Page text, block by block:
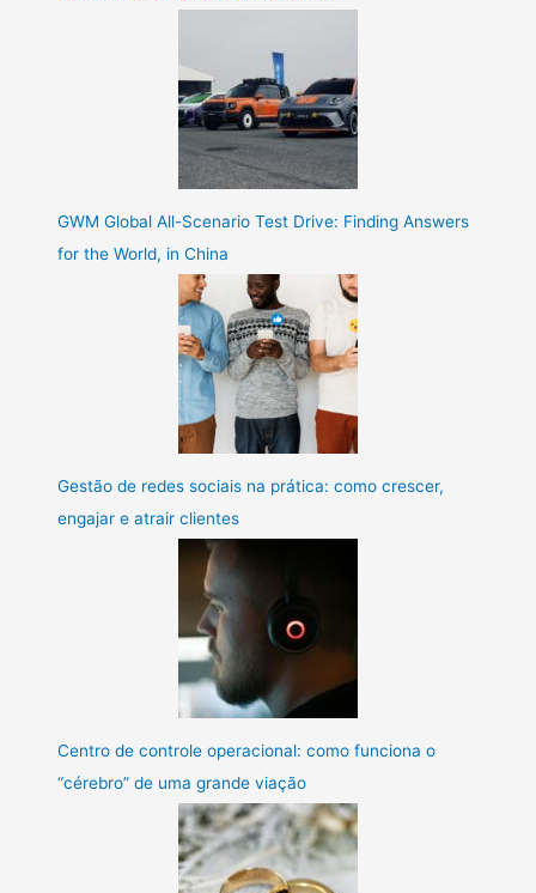
GWM Global All-Scenario Test Drive: Finding Answers
for the World, in China
Gestão de redes sociais na prática: como crescer,
engajar e atrair clientes
Centro de controle operacional: como funciona o
“cérebro” de uma grande viação